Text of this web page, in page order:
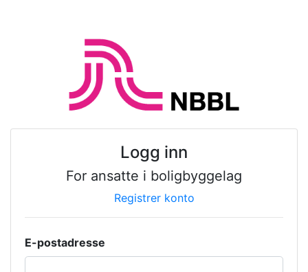
Logg inn
For ansatte i boligbyggelag
Registrer konto
E-postadresse